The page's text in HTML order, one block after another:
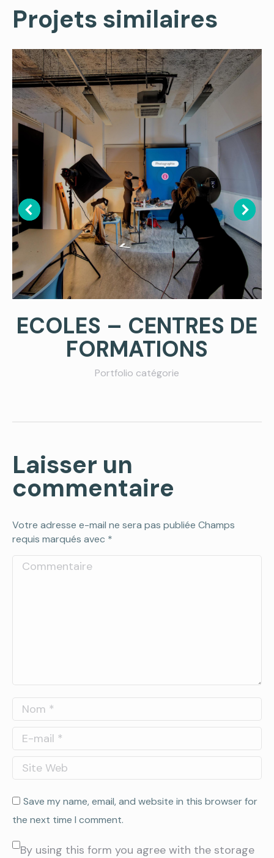
FacebookPinterest
Projets similaires
ECOLES – CENTRES DE
FORMATIONS
Portfolio catégorie
Laisser un
commentaire
Votre adresse e-mail ne sera pas publiée Champs
requis marqués avec *
Commentaire
Nom *
E-mail *
Site Web
Save my name, email, and website in this browser for
the next time I comment.
By using this form you agree with the storage